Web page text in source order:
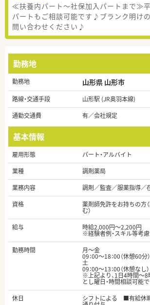
≪扶養内パート～社保加入パートまで≫
パートもご相談可能です♪ブランク明け
問い合わせください♪
勤務地
勤務地 山形県 山形市
路線・交通手段
山形駅 (JR奥羽本線)
通勤交通費
有／会社規定
基本情報
雇用形態
パート・アルバイト
業種
調剤薬局
業務内容
調剤／監査／服薬指導／
資格
薬剤師免許をお持ちの方
む）
給与
時給2,000円～2,200円
※経験者例・スキル等考慮
勤務時間
月～金
09：00～18：00（休憩60分）
土
09：00～13：00（休憩なし）
※上記より、1日4時間～8
とし曜日・時間相談可能で
休日
シフトによる ■有給休